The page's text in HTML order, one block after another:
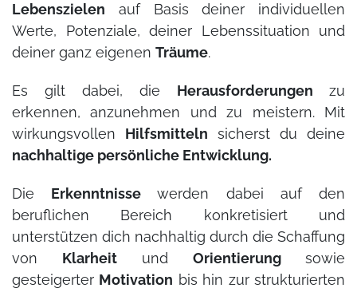
Lebenszielen auf Basis deiner individuellen
Werte, Potenziale, deiner Lebenssituation und
deiner ganz eigenen Träume.
Es gilt dabei, die Herausforderungen zu
erkennen, anzunehmen und zu meistern. Mit
wirkungsvollen Hilfsmitteln sicherst du deine
nachhaltige persönliche Entwicklung.
Die Erkenntnissewerden dabei auf den
beruflichen Bereich konkretisiert und
unterstützen dich nachhaltig durch die Schaffung
von Klarheit und Orientierung sowie
gesteigerter Motivation bis hin zur strukturierten